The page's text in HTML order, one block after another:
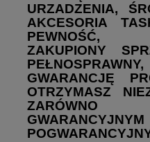
URZADZENIA,
AKCESORIA
ZAKUPIONY
GWARANCJĘ
OTRZYMASZ